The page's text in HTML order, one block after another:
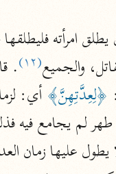
مركَّزة يطلق امرأته
والجميع(١٢)
﴿لِعِدَّتِهِنَّ﴾